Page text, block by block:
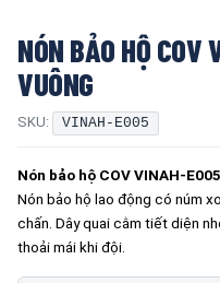
NÓN BẢO HỘ
VUÔNG
SKU: VINAH-E005
Nón bảo hộ COV VINAH-E005
Nón bảo hộ lao động có núm
chấn. Dây quai cằm tiết diện
thoải mái khi đội.